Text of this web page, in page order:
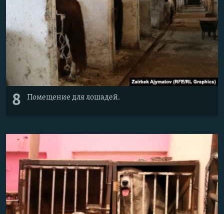
8 Помещение для лошадей.